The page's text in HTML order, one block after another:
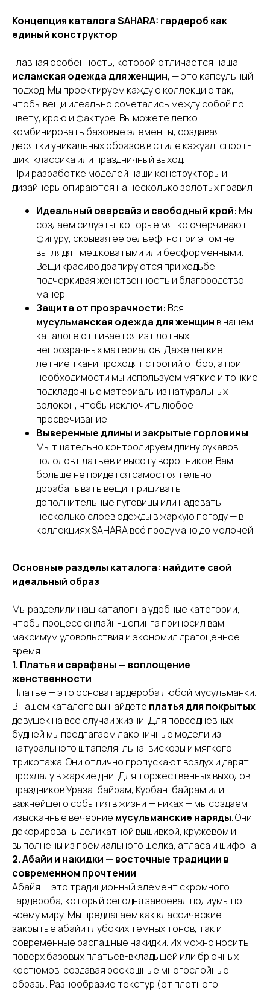
Концепция каталога SAHARA: гардероб как
единый конструктор
Главная особенность, которой отличается наша
исламская одежда для женщин, — это капсульный
подход. Мы проектируем каждую коллекцию так,
чтобы вещи идеально сочетались между собой по
цвету, крою и фактуре. Вы можете легко
комбинировать базовые элементы, создавая
десятки уникальных образов в стиле кэжуал, спорт-
шик, классика или праздничный выход.
При разработке моделей наши конструкторы и
дизайнеры опираются на несколько золотых правил:
Идеальный оверсайз и свободный крой: Мы
создаем силуэты, которые мягко очерчивают
фигуру, скрывая ее рельеф, но при этом не
выглядят мешковатыми или бесформенными.
Вещи красиво драпируются при ходьбе,
подчеркивая женственность и благородство
манер.
Защита от прозрачности: Вся
мусульманская одежда для женщин в нашем
каталоге отшивается из плотных,
непрозрачных материалов. Даже легкие
летние ткани проходят строгий отбор, а при
необходимости мы используем мягкие и тонкие
подкладочные материалы из натуральных
волокон, чтобы исключить любое
просвечивание.
Выверенные длины и закрытые горловины:
Мы тщательно контролируем длину рукавов,
подолов платьев и высоту воротников. Вам
больше не придется самостоятельно
дорабатывать вещи, пришивать
дополнительные пуговицы или надевать
несколько слоев одежды в жаркую погоду — в
коллекциях SAHARA всё продумано до мелочей.
Основные разделы каталога: найдите свой
идеальный образ
Мы разделили наш каталог на удобные категории,
чтобы процесс онлайн-шопинга приносил вам
максимум удовольствия и экономил драгоценное
время.
1. Платья и сарафаны — воплощение
женственности
Платье — это основа гардероба любой мусульманки.
В нашем каталоге вы найдете платья для покрытых
девушек на все случаи жизни. Для повседневных
будней мы предлагаем лаконичные модели из
натурального штапеля, льна, вискозы и мягкого
трикотажа. Они отлично пропускают воздух и дарят
прохладу в жаркие дни. Для торжественных выходов,
праздников Ураза-байрам, Курбан-байрам или
важнейшего события в жизни — никах — мы создаем
изысканные вечерние мусульманские наряды. Они
декорированы деликатной вышивкой, кружевом и
выполнены из премиального шелка, атласа и шифона.
2. Абайи и накидки — восточные традиции в
современном прочтении
Абайя — это традиционный элемент скромного
гардероба, который сегодня завоевал подиумы по
всему миру. Мы предлагаем как классические
закрытые абайи глубоких темных тонов, так и
современные распашные накидки. Их можно носить
поверх базовых платьев-вкладышей или брючных
костюмов, создавая роскошные многослойные
образы. Разнообразие текстур (от плотного